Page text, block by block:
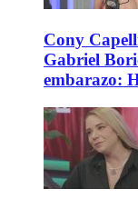
Cony
Gabriel
embarazo: